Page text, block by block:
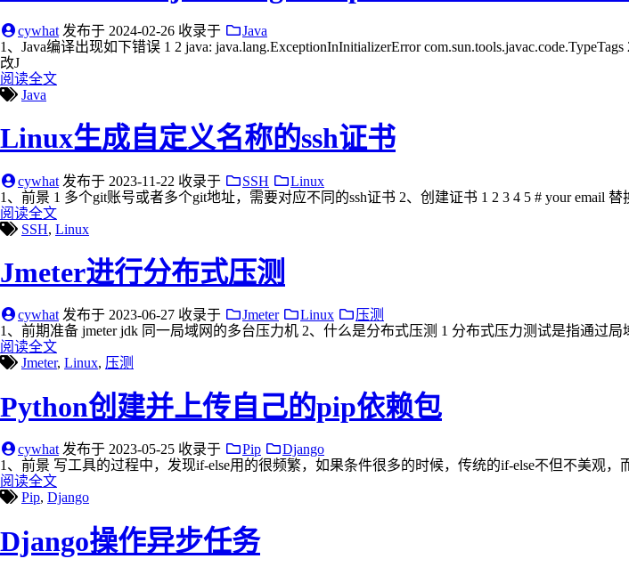
cywhat 发布于 2024-02-26 收录于
Java
1、Java编译出现如下错误 1 2 java: java.lang.ExceptionInInitializerError
改J
阅读全文
Java
Linux生成自定义名称的ssh证书
cywhat 发布于 2023-11-22 收录于 SSH
Linux
1、前景 1 多个git账号或者多个git地址，需要对应不同的ssh证书 2、创建证书 1 2 3 4 5 # your email
阅读全文
SSH, Linux
Jmeter进行分布式压测
cywhat 发布于 2023-06-27 收录于 Jmeter Linux
压测
1、前期准备 jmeter jdk 同一局域网的多台压力机 2、什么是分布式压测 1 分布式压力测试是指通过
阅读全文
Jmeter, Linux, 压测
Python创建并上传自己的pip依赖包
cywhat 发布于 2023-05-25 收录于 Pip
Django
1、前景 写工具的过程中，发现if-else用的很频繁，如果条件很多的时候，传统的if-else不但不美观，
阅读全文
Pip, Django
Django操作异步任务